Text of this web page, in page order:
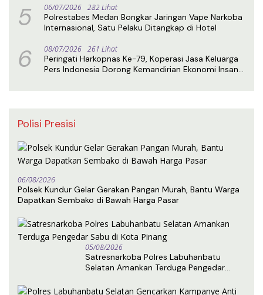
5 06/07/2026 282 Lihat
Polrestabes Medan Bongkar Jaringan Vape Narkoba
Internasional, Satu Pelaku Ditangkap di Hotel
6 08/07/2026 261 Lihat
Peringati Harkopnas Ke-79, Koperasi Jasa Keluarga
Pers Indonesia Dorong Kemandirian Ekonomi Insan
Polisi Presisi
06/08/2026
Polsek Kundur Gelar Gerakan Pangan Murah, Bantu Warga
Dapatkan Sembako di Bawah Harga Pasar
05/08/2026
Satresnarkoba Polres Labuhanbatu
Selatan Amankan Terduga Pengedar